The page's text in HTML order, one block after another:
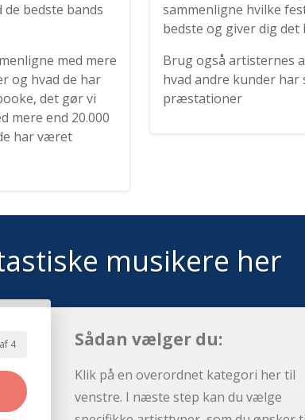
de bedste bands
med mere
og hvad de har
det gør vi
mere end 20.000
har været
sammenligne hvilke
bedste og giver dig det
Brug også artisternes
hvad andre kunder har
præstationer
musikere her
4 Sådan vælger du:
Klik på en overordnet kategori her til
venstre. I næste step kan du vælge